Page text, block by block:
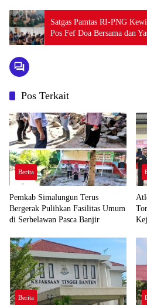
Satgas Pamtas RI-PNG
Pos Fef Doa Bersama dan
Bencana Alam Sumatra dan
Pos Terkait
Berita
Pemkab Simalungun Terus
Bergerak Pulihkan Fasilitas Umum
di Serbelawan Pasca Banjir
Berita